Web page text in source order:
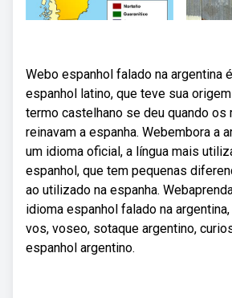
Webo espanhol falado na argentina
espanhol latino, que teve sua
termo castelhano se deu quando
reinavam a espanha. Webembora a
um idioma oficial, a língua mais
espanhol, que tem pequenas
ao utilizado na espanha.
idioma espanhol falado na
vos, voseo, sotaque argentino,
espanhol argentino.